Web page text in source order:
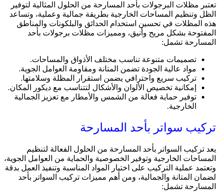
تعتبر مظلات البرجولات بأحد المسارحة من الحلول المثالية لتوفير
الظل وتنظيم المساحات الخارجية بطريقة جمالية وعملية، وتساعد
هذه المظلات في تحسين استخدام الحدائق والبلكونات والمناطق
المفتوحة بشكل مريح وأنيق، ومميزات مظلات برجولات بأحد
المسارحة تشمل:
تصميمات متنوعة تناسب مختلف الأذواق والمساحات.
مواد عالية الجودة تضمن المتانة ومقاومة العوامل الجوية.
تركيب سريع واحترافي يضمن استقرار المظلة وسلامتها.
إمكانية تخصيص الألوان والأشكال لتتناسب مع ديكور المكان.
توفير حماية فعالة من الشمس والأمطار مع تعزيز الجمالية
الخارجية.
تركيب سواتر بأحد المسارحة
يعد تركيب السواتر بأحد المسارحة من الحلول الفعالة لتنظيم
المساحات الخارجية وتوفير الخصوصية والحماية من العوامل الجوية،
وتعتمد عملية التركيب على اختيار المواد المناسبة وتنفيذ العمل بدقة
لضمان المتانة والجمالية، ومن أهم مميزات تركيب السواتر بأحد
المسارحة تشمل: